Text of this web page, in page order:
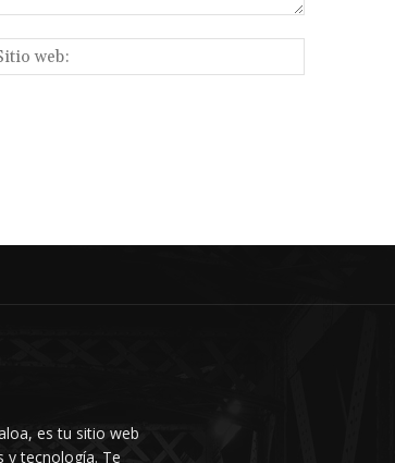
web:
es tu sitio web
y tecnología. Te